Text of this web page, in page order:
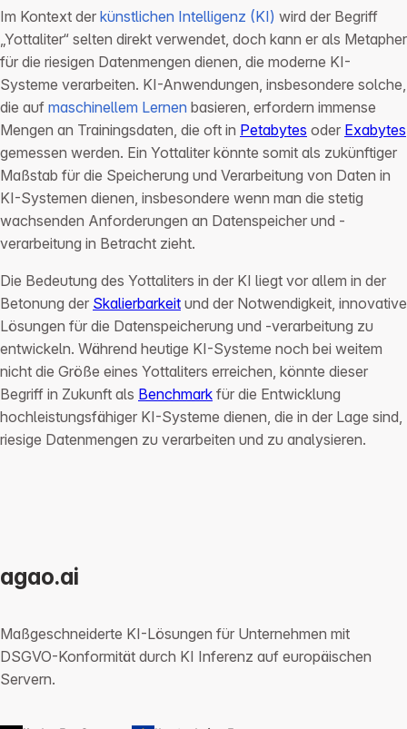
Im Kontext der künstlichen Intelligenz (KI) wird der Begriff
„Yottaliter“ selten direkt verwendet, doch kann er als Metapher
für die riesigen Datenmengen dienen, die moderne KI-
Systeme verarbeiten. KI-Anwendungen, insbesondere solche,
die auf maschinellem Lernen basieren, erfordern immense
Mengen an Trainingsdaten, die oft in Petabytes oder Exabytes
gemessen werden. Ein Yottaliter könnte somit als zukünftiger
Maßstab für die Speicherung und Verarbeitung von Daten in
KI-Systemen dienen, insbesondere wenn man die stetig
wachsenden Anforderungen an Datenspeicher und -
verarbeitung in Betracht zieht.
Die Bedeutung des Yottaliters in der KI liegt vor allem in der
Betonung der Skalierbarkeit und der Notwendigkeit, innovative
Lösungen für die Datenspeicherung und -verarbeitung zu
entwickeln. Während heutige KI-Systeme noch bei weitem
nicht die Größe eines Yottaliters erreichen, könnte dieser
Begriff in Zukunft als Benchmark für die Entwicklung
hochleistungsfähiger KI-Systeme dienen, die in der Lage sind,
riesige Datenmengen zu verarbeiten und zu analysieren.
agao.ai
Maßgeschneiderte KI-Lösungen für Unternehmen mit
DSGVO-Konformität durch KI Inferenz auf europäischen
Servern.